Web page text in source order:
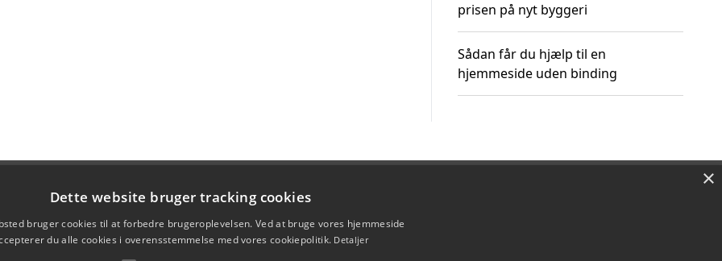
prisen på nyt byggeri
Sådan får du hjælp til en
hjemmeside uden binding
×
Dette website bruger tracking cookies
bruger cookies til at forbedre brugeroplevelsen. Ved at bruge vores hjemmeside
du alle cookies i overensstemmelse med vores cookiepolitik. Detaljer